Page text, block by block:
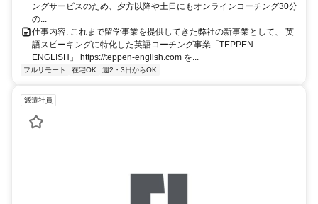
ングサービスのため、夕方以降や土日にもオンラインコーチング30分
の...
仕事内容: これまで留学事業を提供してきた弊社の新事業として、 英
語スピーキングに特化した英語コーチング事業「TEPPEN
ENGLISH」 https://teppen-english.com を...
フルリモート 在宅OK 週2・3日からOK
派遣社員